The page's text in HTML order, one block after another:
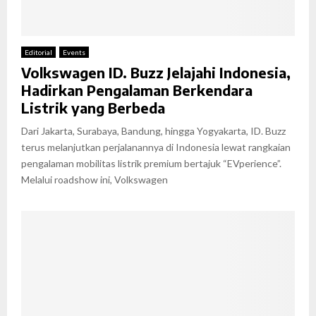
Editorial Events
Volkswagen ID. Buzz Jelajahi Indonesia,
Hadirkan Pengalaman Berkendara
Listrik yang Berbeda
Dari Jakarta, Surabaya, Bandung, hingga Yogyakarta, ID. Buzz
terus melanjutkan perjalanannya di Indonesia lewat rangkaian
pengalaman mobilitas listrik premium bertajuk “EVperience”.
Melalui roadshow ini, Volkswagen